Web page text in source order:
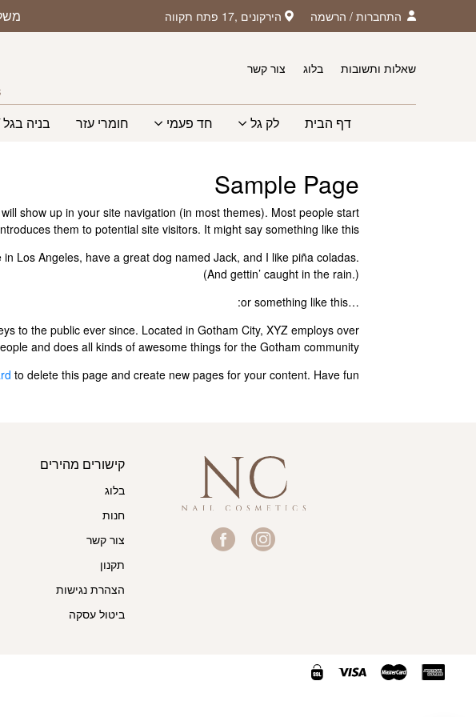
Skip to Content
התחברות / הרשמה הירקונים ,17 פתח תקווה
שאלות ותשובות
בלוג צור קשר
דף הבית לק גל חד פעמי חומרי עזר בניה
Sample Page
show up in your site navigation (in most themes). Most people start
them to potential site visitors. It might say something like this:
Los Angeles, have a great dog named Jack, and I like piña coladas.
(And gettin’ caught in the rain.)
…or something like this:
to the public ever since. Located in Gotham City, XYZ employs over
and does all kinds of awesome things for the Gotham community.
to delete this page and create new pages for your content. Have fun!
קישורים מהירים
בלוג
חנות
צור קשר
תקנון
הצהרת נגישות
ביטול עסקה
בחזרה למעלה